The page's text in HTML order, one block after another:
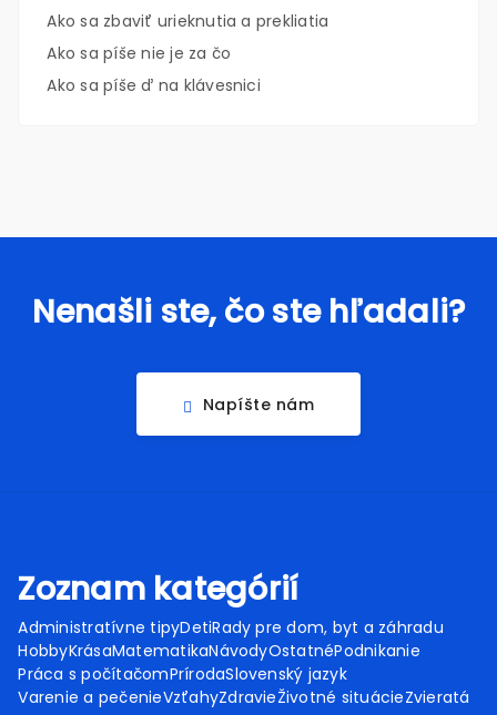
Ako sa zbaviť urieknutia a prekliatia
Ako sa píše nie je za čo
Ako sa píše ď na klávesnici
Nenašli ste, čo ste hľadali?
Napíšte nám
Zoznam kategórií
Administratívne tipyDetiRady pre dom, byt a záhradu
HobbyKrásaMatematikaNávodyOstatnéPodnikanie
Práca s počítačomPrírodaSlovenský jazyk
Varenie a pečenieVzťahyZdravieŽivotné situácieZvieratá